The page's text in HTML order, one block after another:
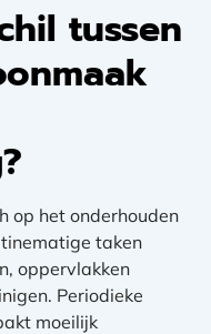
tussen
op het onderhouden
taken
oppervlakken
Periodieke
moeilijk